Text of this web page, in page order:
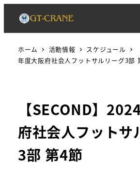
ホーム 活動情報 スケジュール
年度大阪府社会人フットサルリーグ3部
【SECOND】
府社会人フットサ
3部 第4節